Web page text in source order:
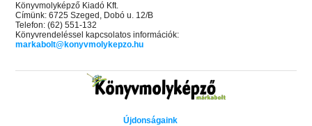
Könyvmolyképző Kiadó Kft.
Címünk: 6725 Szeged, Dobó u. 12/B
Telefon: (62) 551-132
Könyvrendeléssel kapcsolatos információk:
markabolt@konyvmolykepzo.hu
Újdonságaink